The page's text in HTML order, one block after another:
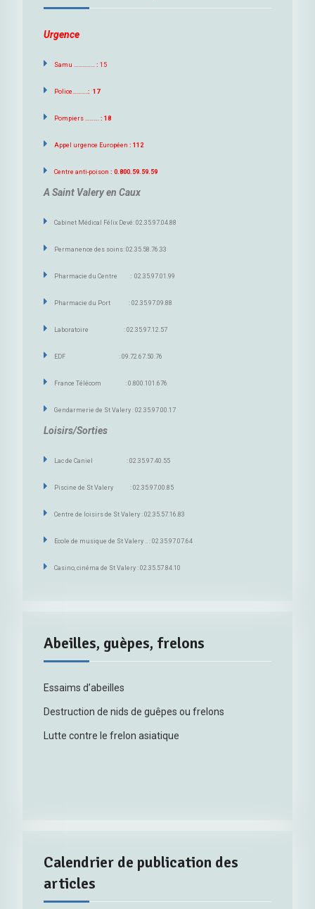
Urgence
Samu …………… : 15
Police………..: 17
Pompiers ………. : 18
Appel urgence Européen : 112
Centre anti-poison : 0.800.59.59.59
A Saint Valery en Caux
Cabinet Médical Félix Devé: 02.35.97.04.88
Permanence des soins: 02.35.58.76.33
Pharmacie du Centre : 02.35.97.01.99
Pharmacie du Port : 02.35.97.09.88
Laboratoire : 02.35.97.12.57
EDF : 09.72.67.50.76
France Télécom : 0.800.101.676
Gendarmerie de St Valery : 02.35.97.00.17
Loisirs/Sorties
Lac de Caniel : 02.35.97.40.55
Piscine de St Valery : 02.35.97.00.85
Centre de loisirs de St Valery : 02.35.57.16.83
Ecole de musique de St Valery .. : 02.35.97.07.64
Casino, cinéma de St Valery : 02.35.57.84.10
Abeilles, guèpes, frelons
Essaims d’abeilles
Destruction de nids de guêpes ou frelons
Lutte contre le frelon asiatique
Calendrier de publication des
articles